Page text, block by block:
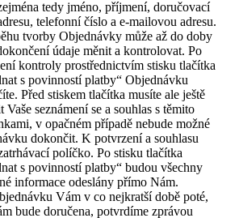
tedy jméno, příjmení, doručovací
telefonní číslo a e-mailovou adresu.
tvorby Objednávky může až do doby
údaje měnit a kontrolovat. Po
kontroly prostřednictvím stisku tlačítka
s povinností platby“ Objednávku
Před stiskem tlačítka musíte ale ještě
Vaše seznámení se a souhlas s těmito
v opačném případě nebude možné
dokončit. K potvrzení a souhlasu
políčko. Po stisku tlačítka
s povinností platby“ budou všechny
informace odeslány přímo Nám.
Vám v co nejkratší době poté,
bude doručena, potvrdíme zprávou